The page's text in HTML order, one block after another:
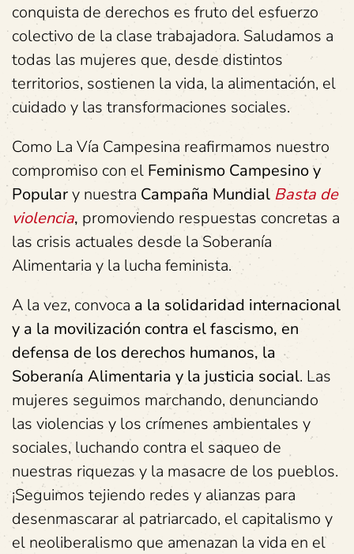
conquista de derechos es fruto del esfuerzo
colectivo de la clase trabajadora. Saludamos a
todas las mujeres que, desde distintos
territorios, sostienen la vida, la alimentación, el
cuidado y las transformaciones sociales.
Como La Vía Campesina reafirmamos nuestro
compromiso con el Feminismo Campesino y
Populary nuestra Campaña Mundial Basta de
violencia, promoviendo respuestas concretas a
las crisis actuales desde la Soberanía
Alimentaria y la lucha feminista.
A la vez, convoca a la solidaridad internacional
y a la movilización contra el fascismo, en
defensa de los derechos humanos, la
Soberanía Alimentaria y la justicia social. Las
mujeres seguimos marchando, denunciando
las violencias y los crímenes ambientales y
sociales, luchando contra el saqueo de
nuestras riquezas y la masacre de los pueblos.
¡Seguimos tejiendo redes y alianzas para
desenmascarar al patriarcado, el capitalismo y
el neoliberalismo que amenazan la vida en el